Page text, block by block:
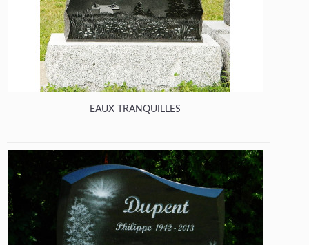
EAUX TRANQUILLES